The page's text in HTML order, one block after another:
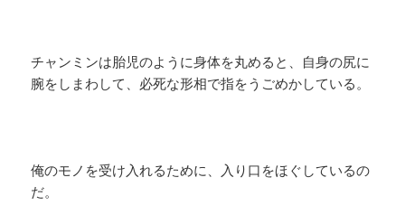
チャンミンは胎児のように身体を丸めると、自身の尻に
腕をしまわして、必死な形相で指をうごめかしている。
俺のモノを受け入れるために、入り口をほぐしているの
だ。